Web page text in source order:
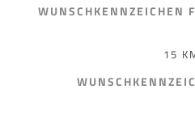
WUNSCHKENNZEICHEN
15